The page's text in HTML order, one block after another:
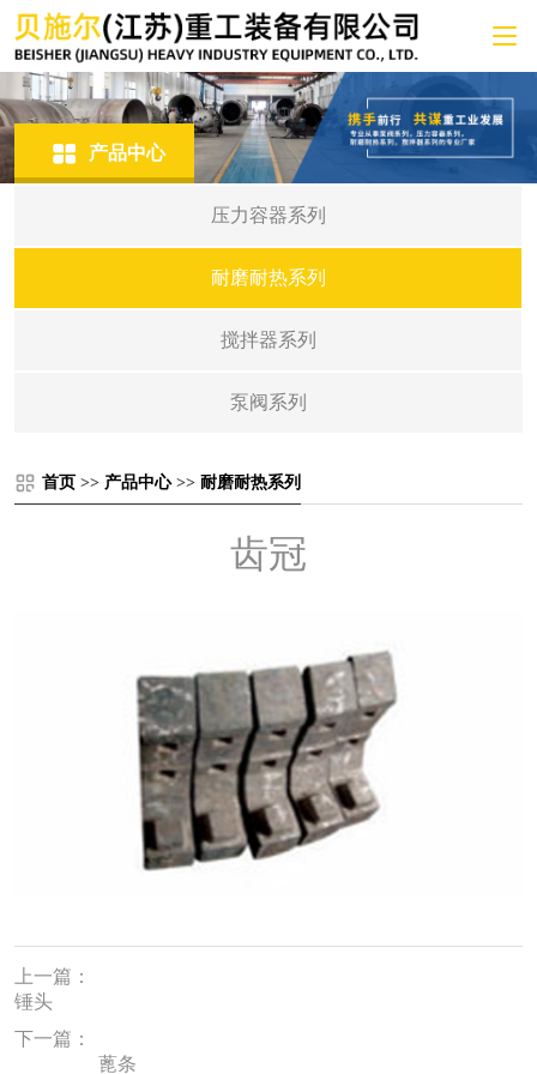
产品中心
压力容器系列
耐磨耐热系列
搅拌器系列
泵阀系列
首页 >> 产品中心>> 耐磨耐热系列
齿冠
上一篇：
锤头
下一篇：
蓖条